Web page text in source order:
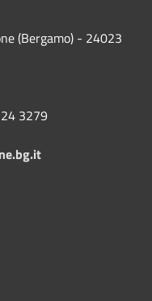
(Bergamo) - 24023
3279